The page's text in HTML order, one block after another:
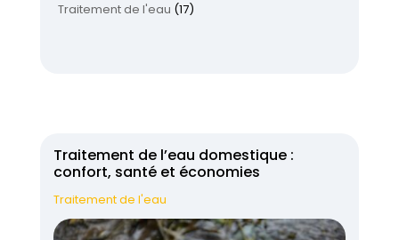
Traitement de l'eau (17)
Traitement de l’eau domestique :
confort, santé et économies
Traitement de l'eau